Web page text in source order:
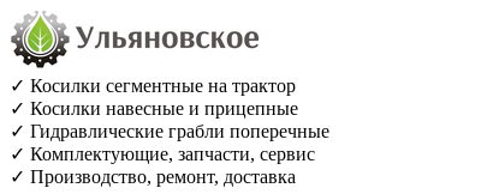
✓ Косилки сегментные на трактор
✓ Косилки навесные и прицепные
✓ Гидравлические грабли поперечные
✓ Комплектующие, запчасти, сервис
✓ Производство, ремонт, доставка